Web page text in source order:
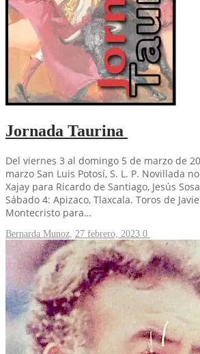
Jornada Taurina
Del viernes 3 al domingo 5 de marzo de
marzo San Luis Potosí, S. L. P. Novillada
Xajay para Ricardo de Santiago, Jesús
Sábado 4: Apizaco, Tlaxcala. Toros de
Montecristo para…
Bernarda Munoz, 27 febrero, 2023 0